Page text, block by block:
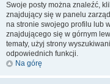
Swoje posty można znaleźć,
znajdujący się w panelu
na stronie swojego profilu lub
znajdującego się w górnym
tematy, użyj strony
odpowiednich funkcji.
Na górę